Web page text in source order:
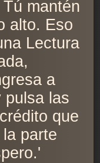
mantén
alto. Eso
Lectura
a
pulsa las
que
parte